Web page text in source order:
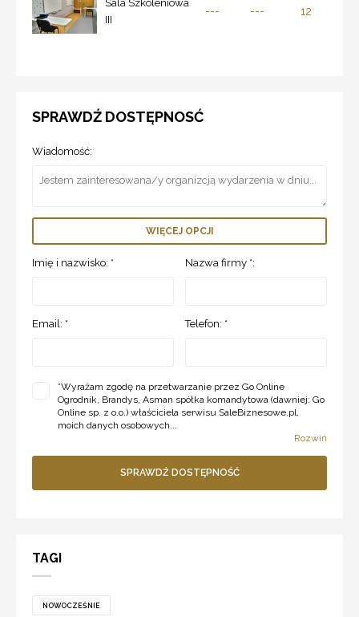
Sala Szkoleniowa
III
--- --- 12
SPRAWDŹ DOSTĘPNOSĆ
Wiadomość:
WIĘCEJ OPCJI
Imię i nazwisko: * Nazwa firmy *:
Email: * Telefon: *
*Wyrażam zgodę na przetwarzanie przez Go Online
Ogrodnik, Brandys, Asman spółka komandytowa (dawniej: Go
Online sp. z o.o.) właściciela serwisu SaleBiznesowe.pl,
moich danych osobowych...
Rozwiń
SPRAWDŹ DOSTĘPNOŚĆ
TAGI
NOWOCZEŚNIE